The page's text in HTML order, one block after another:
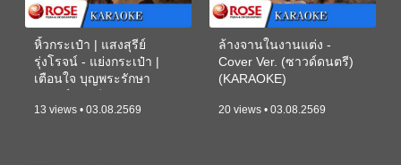
หิ้วกระเป๋า | แสงสุรีย์
รุ่งโรจน์ - แย่งกระเป๋า |
เตือนใจ บุญพระรักษา
13 views • 03.08.2569
ล้างจานในงานแต่ง -
Cover Ver. (ซาวด์ดนตรี)
(KARAOKE)
20 views • 03.08.2569